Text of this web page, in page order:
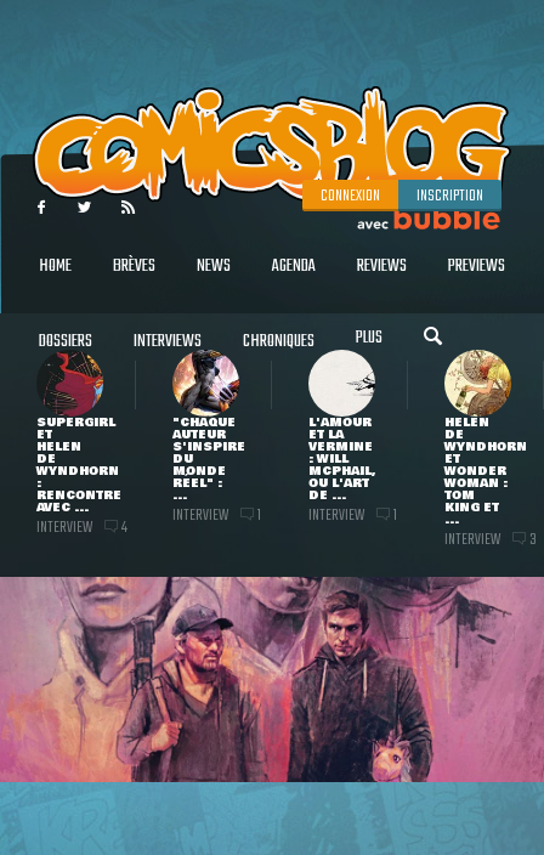
CONNEXION INSCRIPTION
HOME BRÈVES NEWS AGENDA REVIEWS PREVIEWS
DOSSIERS INTERVIEWS CHRONIQUES PLUS
SUPERGIRL
ET
HELEN
DE
WYNDHORN
:
RENCONTRE
AVEC ...
INTERVIEW 4
"CHAQUE
AUTEUR
S'INSPIRE
DU
MONDE
RÉEL" :
...
INTERVIEW 1
L'AMOUR
ET LA
VERMINE
: WILL
MCPHAIL,
OU L'ART
DE ...
INTERVIEW 1
HELEN
DE
WYNDHORN
ET
WONDER
WOMAN :
TOM
KING ET
...
INTERVIEW 3